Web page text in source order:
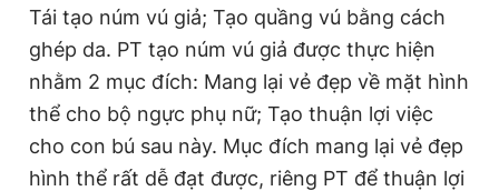
Tái tạo núm vú giả; Tạo quầng vú bằng cách
ghép da. PT tạo núm vú giả được thực hiện
nhằm 2 mục đích: Mang lại vẻ đẹp về mặt hình
thể cho bộ ngực phụ nữ; Tạo thuận lợi việc
cho con bú sau này. Mục đích mang lại vẻ đẹp
hình thể rất dễ đạt được, riêng PT để thuận lợi